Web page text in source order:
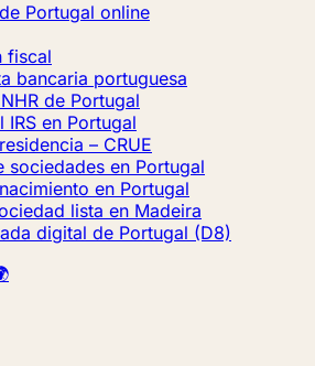
Portugal online
fiscal
bancaria portuguesa
de Portugal
en Portugal
– CRUE
sociedades en Portugal
en Portugal
lista en Madeira
digital de Portugal (D8)